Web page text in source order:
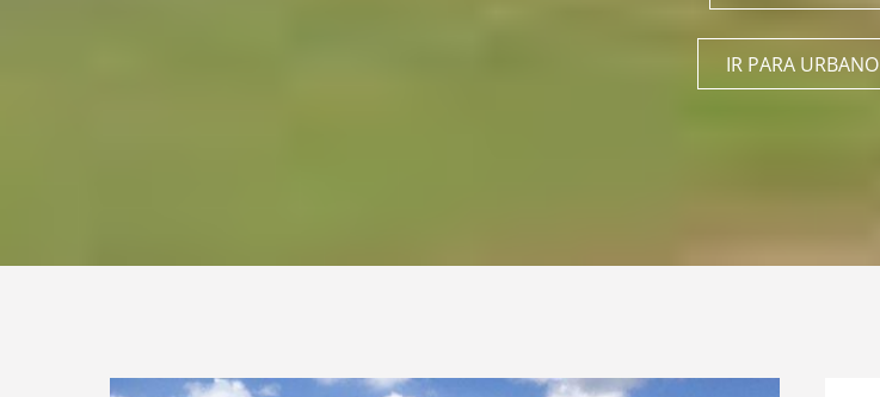
IR PARA URBANO